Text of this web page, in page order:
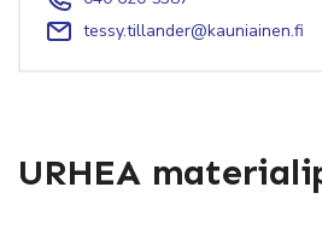
tessy.tillander@kauniainen.fi
URHEA